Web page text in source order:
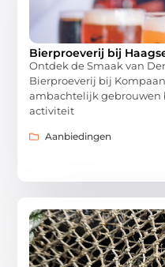
Bierproeverij bij
Ontdek de Smaak van
Bierproeverij bij
ambachtelijk gebrouwen
activiteit
Aanbiedingen